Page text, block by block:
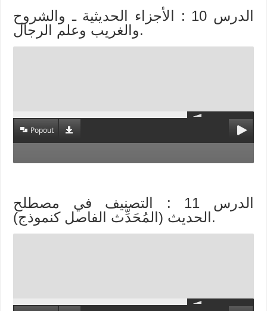
الدرس 10 : الأجزاء الحديثية ـ والشروح
والغريب وعلم الرجال.
Popout
الدرس 11 : التصنيف في مصطلح
الحديث (المُحَدِّث الفاصل كنموذج).